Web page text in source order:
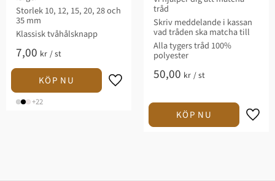
Storlek 10, 12, 15, 20, 28 och
35 mm
Klassisk tvåhålsknapp
7,00 kr /st
+22
kassan*
tråd
Skriv meddelande i kassan
vad tråden ska matcha till
Alla tygers tråd 100%
polyester
50,00 kr /st